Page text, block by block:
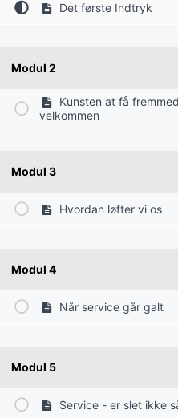
Det første Indtryk
Modul 2
Kunsten at få
velkommen
Modul 3
Hvordan løfter vi os
Modul 4
Når service går galt
Modul 5
Service - er slet ikke